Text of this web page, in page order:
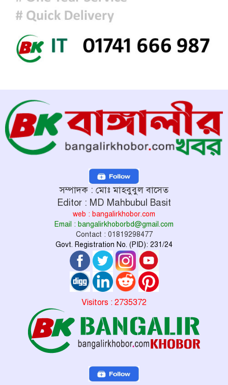
সম্পাদক : মোঃ মাহবুবুল বাসেত
Editor : MD Mahbubul Basit
web : bangalirkhobor.com
Email : bangalirkhoborbd@gmail.com
Contact : 01819298477
Govt. Registration No. (PID): 231/24
Visitors : 2735372